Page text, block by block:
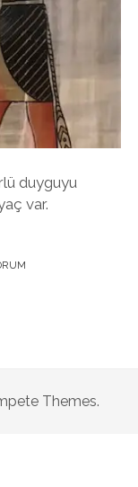
duyguyu
var.
Themes.